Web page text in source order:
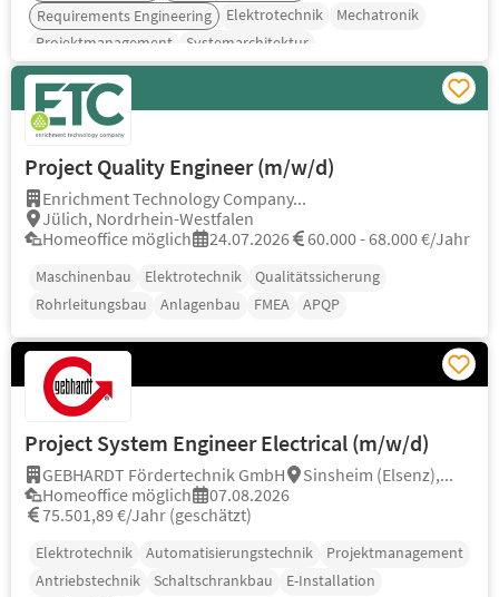
Requirements Engineering
Elektrotechnik
Mechatronik
Projektmanagement
Systemarchitektur
Project Quality Engineer (m/w/d)
Enrichment Technology Company...
Jülich, Nordrhein-Westfalen
Homeoffice möglich
24.07.2026 60.000 - 68.000 €/Jahr
Maschinenbau Elektrotechnik
Qualitätssicherung
Rohrleitungsbau
Anlagenbau FMEA APQP
Project System Engineer Electrical (m/w/d)
GEBHARDT Fördertechnik GmbH
Sinsheim (Elsenz),...
Homeoffice möglich
07.08.2026
75.501,89 €/Jahr (geschätzt)
Elektrotechnik Automatisierungstechnik
Projektmanagement
Antriebstechnik
Schaltschrankbau
E-Installation